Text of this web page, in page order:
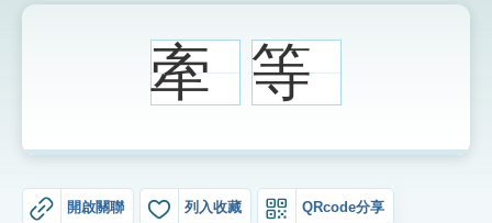
生字詞彙表
圖
牽 等
開啟關聯 列入收藏 QRcode分享